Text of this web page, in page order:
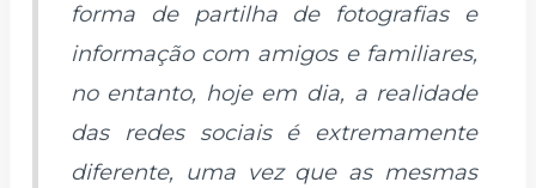
forma de partilha de fotografias e
informação com amigos e familiares,
no entanto, hoje em dia, a realidade
das redes sociais é extremamente
diferente, uma vez que as mesmas